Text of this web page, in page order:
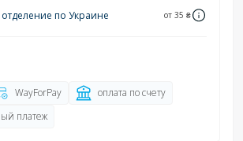
по Украине от 35 ₴
WayForPay
оплата по счету
платеж